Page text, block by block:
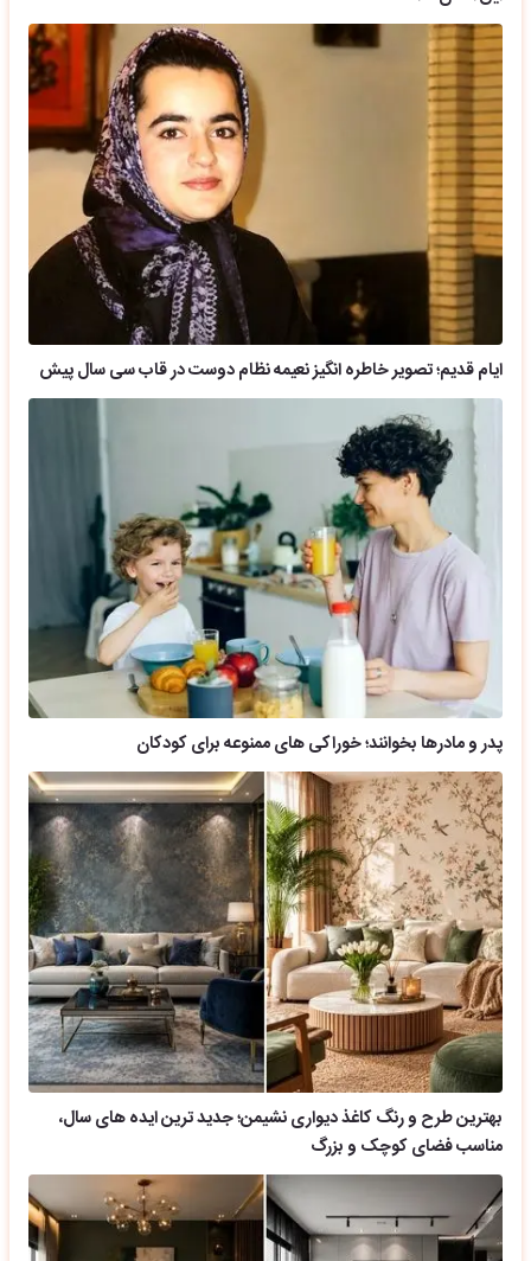
ایام قدیم؛ تصویر خاطره انگیز نعیمه نظام دوست در قاب سی سال پیش
پدر و مادرها بخوانند؛ خوراکی های ممنوعه برای کودکان
بهترین طرح و رنگ کاغذ دیواری نشیمن؛ جدید ترین ایده های سال،
مناسب فضای کوچک و بزرگ